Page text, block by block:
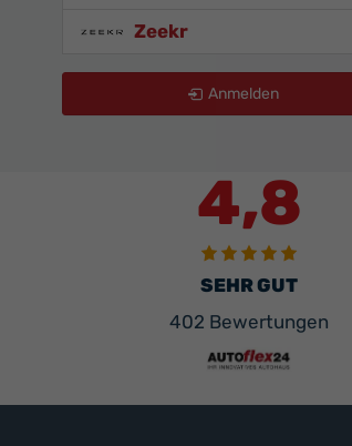
Zeekr
Anmelden
4,8
SEHR GUT
402 Bewertungen